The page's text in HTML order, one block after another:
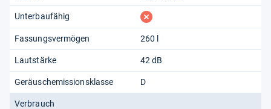
Unterbaufähig fehlt
Fassungsvermögen 260 l
Lautstärke 42 dB
Geräuschemissionsklasse D
Verbrauch